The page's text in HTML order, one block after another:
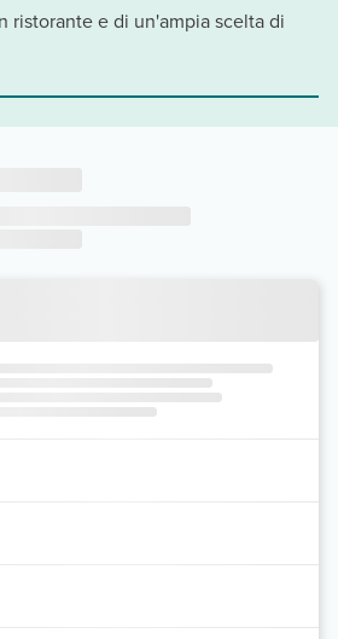
ristorante e di un'ampia scelta di